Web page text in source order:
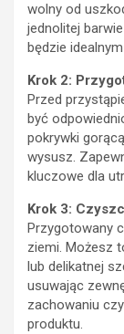
wolny od
jednolitej
będzie
Krok 2:
Przed
być
pokrywki
wysusz.
kluczowe dla
Krok 3:
Przygotowany
ziemi. Możesz
lub delikatnej
usuwając
zachowaniu
produktu.